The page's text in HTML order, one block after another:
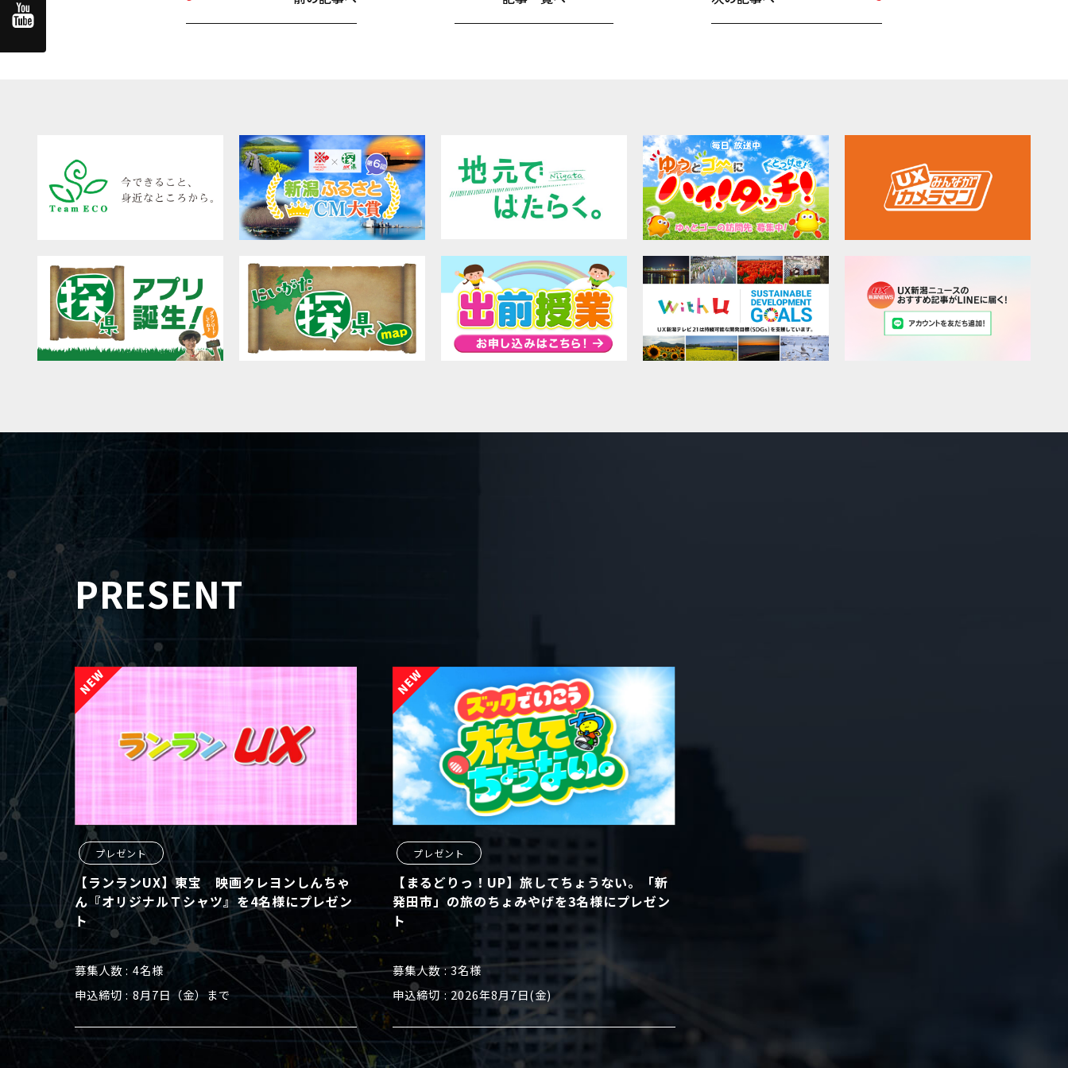
PRESENT
プレゼント
【ランランUX】東宝 映画クレヨンしんちゃ
ん『オリジナルＴシャツ』を4名様にプレゼン
ト
募集人数
4名様
申込締切
8月7日（金）まで
プレゼント
【まるどりっ！UP】旅してちょうない。「新
発田市」の旅のちょみやげを3名様にプレゼン
ト
募集人数
3名様
申込締切
2026年8月7日(金)